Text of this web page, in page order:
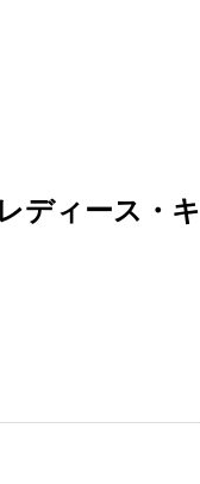
ディース・キ